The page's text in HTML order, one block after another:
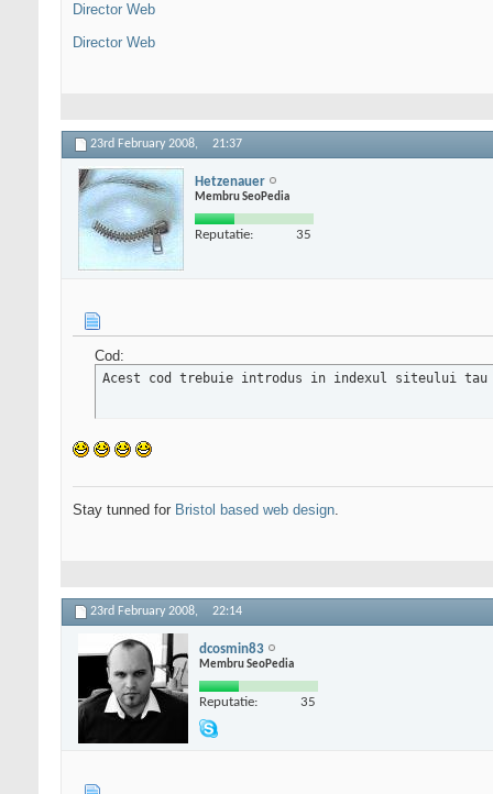
Director Web
Director Web
23rd February 2008, 21:37
Hetzenauer
Membru SeoPedia
Reputatie: 35
Cod:
Acest cod trebuie introdus in indexul siteului tau
Stay tunned for Bristol based web design.
23rd February 2008, 22:14
dcosmin83
Membru SeoPedia
Reputatie: 35